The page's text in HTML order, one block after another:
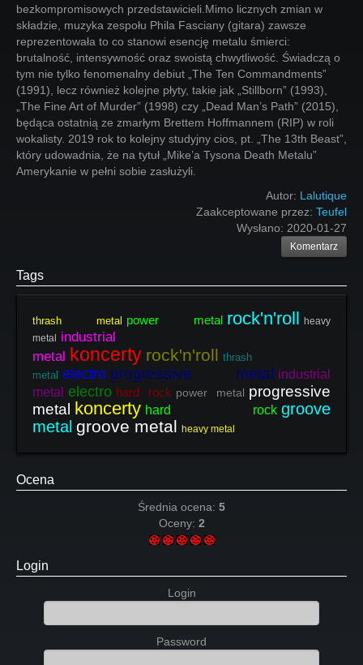
bezkompromisowych przedstawicieli.Mimo licznych zmian w
składzie, muzyka zespołu Phila Fasciany (gitara) zawsze
reprezentowała to co stanowi esencję metalu śmierci:
brutalność, intensywność oraz swoistą chwytliwość. Świadczą o
tym nie tylko fenomenalny debiut „The Ten Commandments”
(1991), lecz również kolejne płyty, takie jak „Stillborn” (1993),
„The Fine Art of Murder” (1998) czy „Dead Man’s Path” (2015),
będąca ostatnią ze zmarłym Brettem Hoffmannem (RIP) w roli
wokalisty. 2019 rok to kolejny studyjny cios, pt. „The 13th Beast”,
który udowadnia, że na tytuł „Mike’a Tysona Death Metalu”
Amerykanie w pełni sobie zasłużyli.
Autor: Lalutique
Zaakceptowane przez: Teufel
Wysłano: 2020-01-27
Komentarz
Tags
thrash metal power metal rock'n'roll heavy
metal
industrial
metal koncerty rock'n'roll thrash
metal electro progressive metal
industrial
metal
electro hard rock power metal progressive
metal koncerty hard rock groove
metal groove metal heavy metal
Ocena
Średnia ocena: 5
Oceny: 2
Login
Login
Password